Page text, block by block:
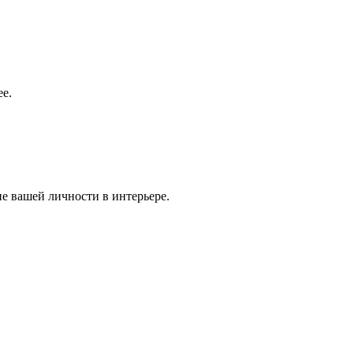
вашей личности в интерьере.